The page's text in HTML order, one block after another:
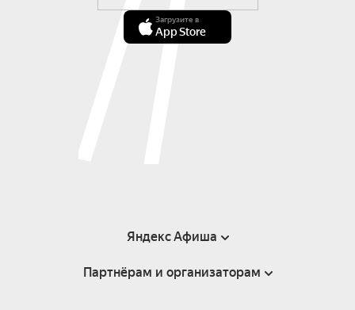
Загрузите в
App Store
Яндекс Афиша
Справка
Партнёрам и организаторам